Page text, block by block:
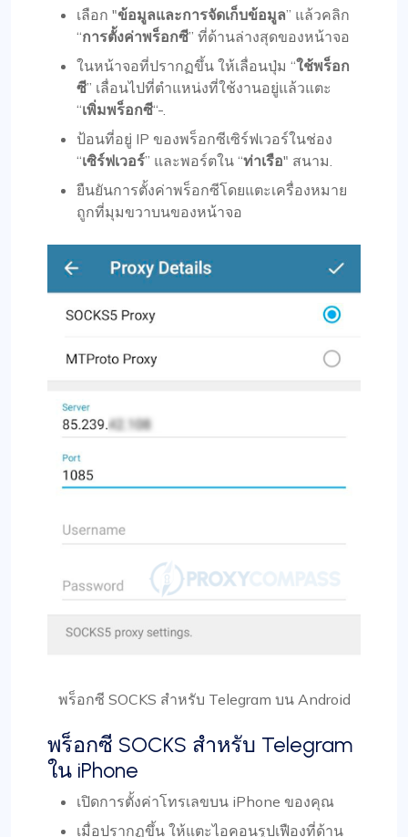
เลือก "ข้อมูลและการจัดเก็บข้อมูล” แล้วคลิก
“การตั้งค่าพร็อกซี” ที่ด้านล่างสุดของหน้าจอ
ในหน้าจอที่ปรากฏขึ้น ให้เลื่อนปุ่ม “ใช้พร็อก
ซี” เลื่อนไปที่ตำแหน่งที่ใช้งานอยู่แล้วแตะ
“เพิ่มพร็อกซี“-.
ป้อนที่อยู่ IP ของพร็อกซีเซิร์ฟเวอร์ในช่อง
“เซิร์ฟเวอร์” และพอร์ตใน “ท่าเรือ" สนาม.
ยืนยันการตั้งค่าพร็อกซีโดยแตะเครื่องหมาย
ถูกที่มุมขวาบนของหน้าจอ
พร็อกซี SOCKS สำหรับ Telegram บน Android
พร็อกซี SOCKS สำหรับ Telegram
ใน iPhone
เปิดการตั้งค่าโทรเลขบน iPhone ของคุณ
เมื่อปรากฏขึ้น ให้แตะไอคอนรูปเฟืองที่ด้าน